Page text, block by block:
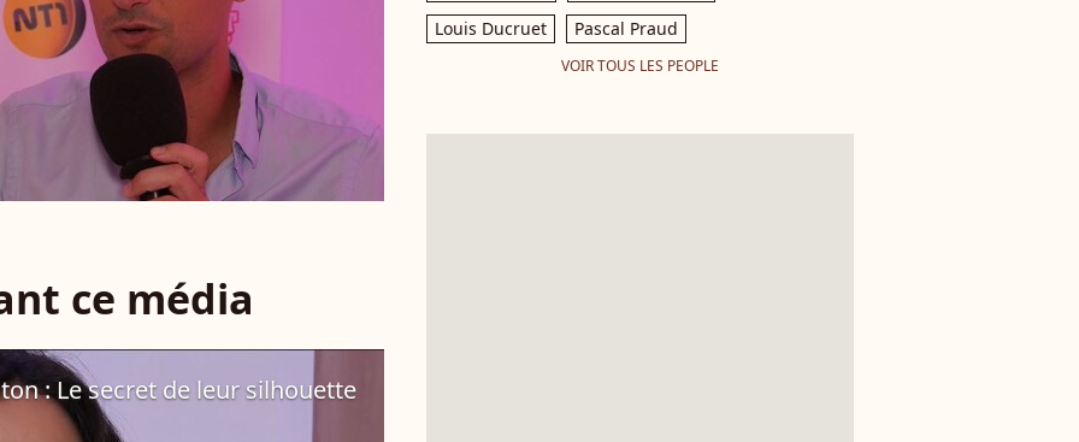
ce média
: Le secret de leur silhouette
Louis Ducruet
Pascal Praud
VOIR TOUS LES PEOPLE